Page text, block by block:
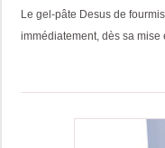
Le gel-pâte Desus de
immédiatement, dès sa